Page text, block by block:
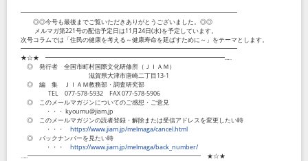
━━━━━━━━━━━━━━━━━━━━━━━━━━━━━━━━━━━
◎◎今号も最後までご覧いただきありがとうございました。◎◎
メルマガ第221号の配信予定日は11月24日(水)を予定しています。
次号コラムでは「住民の健康を考える～健康寿命を延ばすために～」をテーマとします。
━━━━━━━━━━━━━━━━━━━━━━━━━━━━━━━━━━━
★☆★ ━━━━━━━━━━━━━━━━━━━━━━━━━━━━━...‥
◎ 発行者 全国市町村国際文化研修所（ＪＩＡＭ）
滋賀県大津市唐崎二丁目13-1
◎ 編 集 ＪＩＡＭ教務部・調査研究部
TEL 077-578-5932 FAX 077-578-5906
◎ このメールマガジンについてのご感想・ご意見
・・・ kyoumu@jiam.jp
◎ このメールマガジンの読者登録・解除または受信アドレスを変更したい時
・・・ https://www.jiam.jp/melmaga/cancel.html
◎ バックナンバーを見たい時
・・・ https://www.jiam.jp/melmaga/back_number/
‥...━━━━━━━━━━━━━━━━━━━━━━━━━━━━ ★☆★